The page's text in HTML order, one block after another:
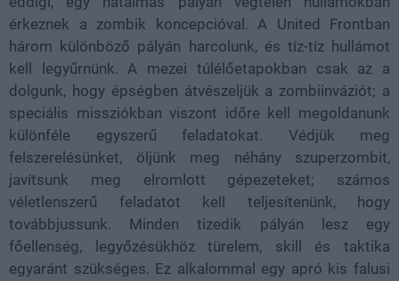
érkeznek a zombik koncepcióval. A United Frontban
három különböző pályán harcolunk, és tíz-tíz hullámot
kell legyűrnünk. A mezei túlélőetapokban csak az a
dolgunk, hogy épségben átvészeljük a zombiinváziót; a
speciális missziókban viszont időre kell megoldanunk
különféle egyszerű feladatokat. Védjük meg
felszerelésünket, öljünk meg néhány szuperzombit,
javítsunk meg elromlott gépezeteket; számos
véletlenszerű feladatot kell teljesítenünk, hogy
továbbjussunk. Minden tizedik pályán lesz egy
főellenség, legyőzésükhöz türelem, skill és taktika
egyaránt szükséges. Ez alkalommal egy apró kis falusi